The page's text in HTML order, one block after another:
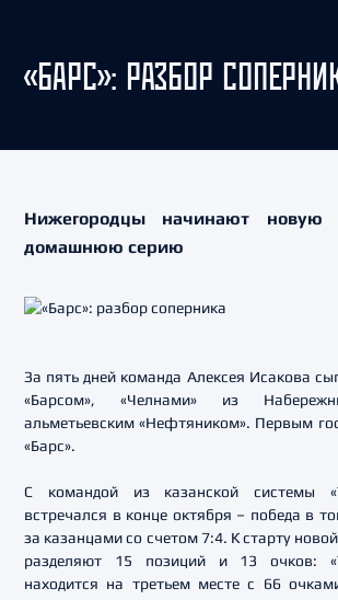
«БАРС»: РАЗБОР
Нижегородцы начинают новую
домашнюю серию
За пять дней команда Алексея Исакова
«Барсом», «Челнами» из
альметьевским «Нефтяником». Первым
«Барс».
С командой из казанской системы
встречался в конце октября – победа в
за казанцами со счетом 7:4. К старту
разделяют 15 позиций и 13 очков:
находится на третьем месте с 66